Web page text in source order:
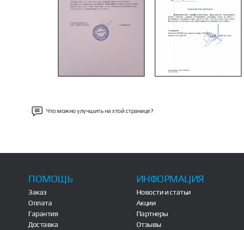
Что можно улучшить на этой странице?
ПОМОЩЬ
Заказ
Оплата
Гарантия
Доставка
ИНФОРМАЦИЯ
Новости и статьи
Акции
Партнеры
Отзывы